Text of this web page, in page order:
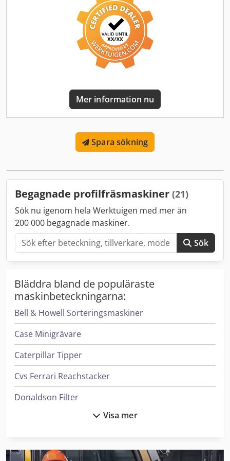
blockhustimmerfräs, trästockfräs, rundstockprofilfräs,
rundstocksbearbetningsmaskin, blockhusmaskin,
rundstocksbearbetningsmaskin, palissadfräs.
Mer information nu
Spara sökning
Begagnade profilfräsmaskiner (21)
Sök nu igenom hela Werktuigen med mer än
200 000 begagnade maskiner.
Sök
Bläddra bland de populäraste
maskinbeteckningarna:
Bell & Howell Sorteringsmaskiner
Case Minigrävare
Caterpillar Tipper
Cvs Ferrari Reachstacker
Donaldson Filter
Visa mer